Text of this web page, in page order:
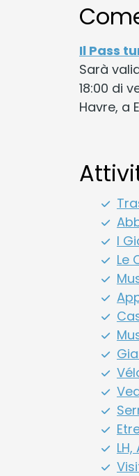
Il Pass
Sarà
18:00 di
Havre, a
I
Le